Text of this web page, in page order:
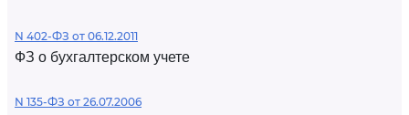
N 402-ФЗ от 06.12.2011
ФЗ о бухгалтерском учете
N 135-ФЗ от 26.07.2006